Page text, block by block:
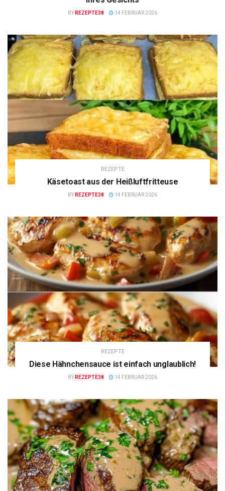
BY REZEPTE38 14 FEBRUAR 2026
REZEPTE
Käsetoast aus der Heißluftfritteuse
BY REZEPTE38 14 FEBRUAR 2026
REZEPTE
Diese Hähnchensauce ist einfach unglaublich!
BY REZEPTE38 14 FEBRUAR 2026